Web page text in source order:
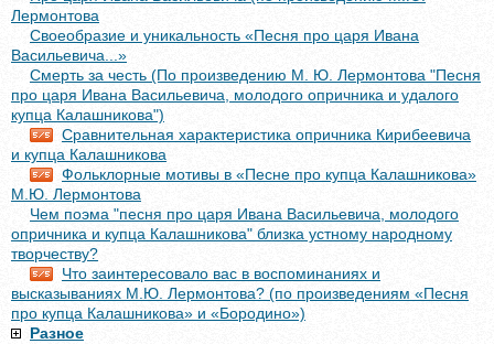
Лермонтова
Своеобразие и уникальность «Песня про царя Ивана
Васильевича...»
Смерть за честь (По произведению М. Ю. Лермонтова "Песня
про царя Ивана Васильевича, молодого опричника и удалого
купца Калашникова")
Сравнительная характеристика опричника Кирибеевича
и купца Калашникова
Фольклорные мотивы в «Песне про купца Калашникова»
М.Ю. Лермонтова
Чем поэма "песня про царя Ивана Васильевича, молодого
опричника и купца Калашникова" близка устному народному
творчеству?
Что заинтересовало вас в воспоминаниях и
высказываниях М.Ю. Лермонтова? (по произведениям «Песня
про купца Калашникова» и «Бородино»)
Разное